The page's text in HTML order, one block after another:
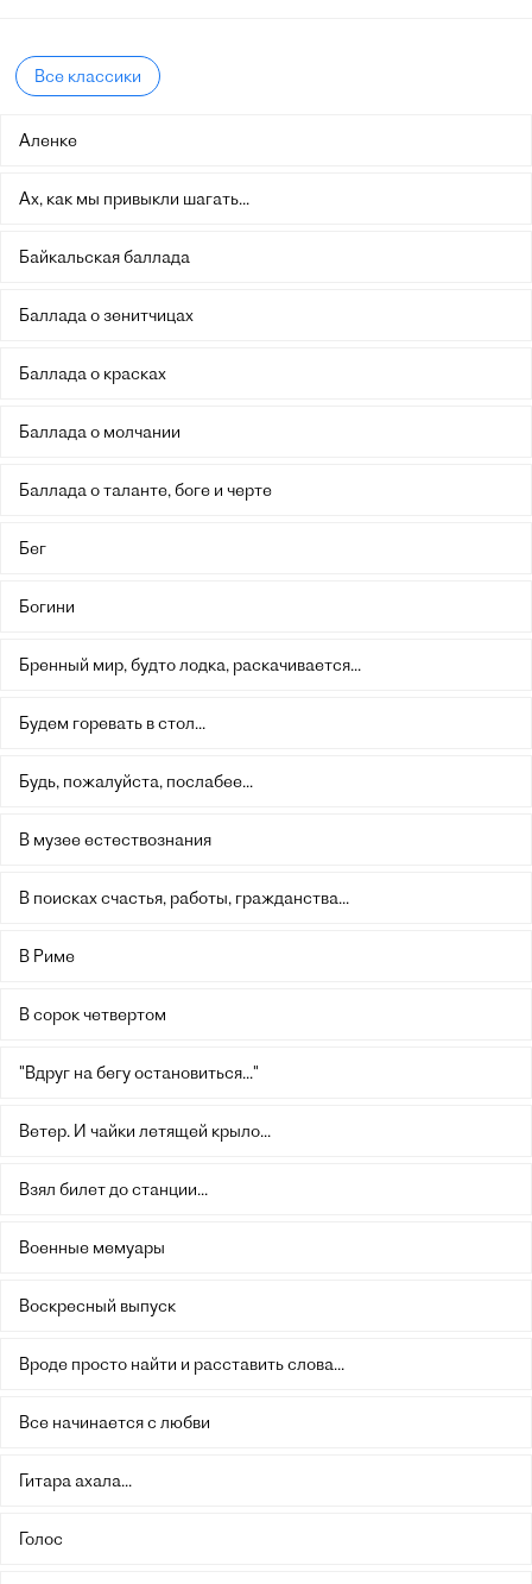
Все классики
Аленке
Ах, как мы привыкли шагать...
Байкальская баллада
Баллада о зенитчицах
Баллада о красках
Баллада о молчании
Баллада о таланте, боге и черте
Бег
Богини
Бренный мир, будто лодка, раскачивается...
Будем горевать в стол...
Будь, пожалуйста, послабее...
В музее естествознания
В поисках счастья, работы, гражданства...
В Риме
В сорок четвертом
"Вдруг на бегу остановиться..."
Ветер. И чайки летящей крыло...
Взял билет до станции...
Военные мемуары
Воскресный выпуск
Вроде просто найти и расставить слова...
Все начинается с любви
Гитара ахала...
Голос